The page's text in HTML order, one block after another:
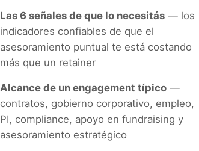
Las 6 señales de que lo necesitás — los
indicadores confiables de que el
asesoramiento puntual te está costando
más que un retainer
Alcance de un engagement típico —
contratos, gobierno corporativo, empleo,
PI, compliance, apoyo en fundraising y
asesoramiento estratégico